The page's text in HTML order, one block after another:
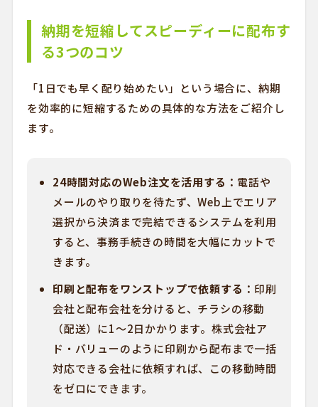
納期を短縮してスピーディーに配布す
る3つのコツ
「1日でも早く配り始めたい」という場合に、納期
を効率的に短縮するための具体的な方法をご紹介し
ます。
24時間対応のWeb注文を活用する： 電話や
メールのやり取りを待たず、Web上でエリア
選択から決済まで完結できるシステムを利用
すると、事務手続きの時間を大幅にカットで
きます。
印刷と配布をワンストップで依頼する： 印刷
会社と配布会社を分けると、チラシの移動
（配送）に1〜2日かかります。株式会社ア
ド・バリューのように印刷から配布まで一括
対応できる会社に依頼すれば、この移動時間
をゼロにできます。